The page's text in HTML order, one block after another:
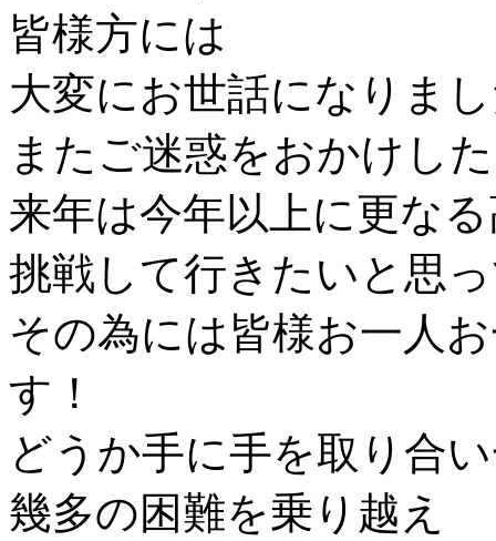
皆様方には
大変にお世話になりま
またご迷惑をおかけし
来年は今年以上に更な
挑戦して行きたいと思
その為には皆様お一人
す！
どうか手に手を取り合
幾多の困難を乗り越え